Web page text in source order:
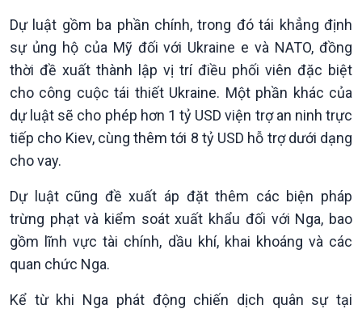
Dòng chảy Kinh tế
Sức sống hàng Việt
Khởi nghiệp
Tuyên chiến với gian lận
thương mại
Mùa vàng
Biển đảo Việt Nam
Tâm tình biên giới và hải
đảo
Tìm hiểu biển, đảo Việt
Xã hội
Khoa học & Công nghệ
Dự luật gồm ba phần chính, trong đó tái khẳng định
sự ủng hộ của Mỹ đối với Ukraine e và NATO, đồng
thời đề xuất thành lập vị trí điều phối viên đặc biệt
cho công cuộc tái thiết Ukraine. Một phần khác của
dự luật sẽ cho phép hơn 1 tỷ USD viện trợ an ninh trực
tiếp cho Kiev, cùng thêm tới 8 tỷ USD hỗ trợ dưới dạng
cho vay.
Dự luật cũng đề xuất áp đặt thêm các biện pháp
trừng phạt và kiểm soát xuất khẩu đối với Nga, bao
gồm lĩnh vực tài chính, dầu khí, khai khoáng và các
quan chức Nga.
Kể từ khi Nga phát động chiến dịch quân sự tại